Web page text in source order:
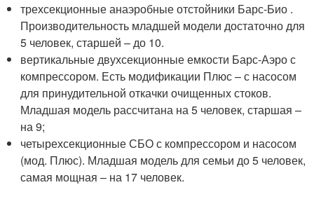
трехсекционные анаэробные отстойники Барс-Био .
Производительность младшей модели достаточно для
5 человек, старшей – до 10.
вертикальные двухсекционные емкости Барс-Аэро с
компрессором. Есть модификации Плюс – с насосом
для принудительной откачки очищенных стоков.
Младшая модель рассчитана на 5 человек, старшая –
на 9;
четырехсекционные СБО с компрессором и насосом
(мод. Плюс). Младшая модель для семьи до 5 человек,
самая мощная – на 17 человек.